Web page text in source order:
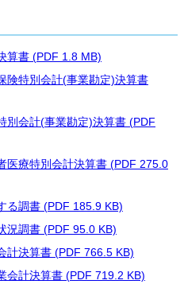
算書 (PDF 1.8 MB)
険特別会計(事業勘定)決算書
別会計(事業勘定)決算書 (PDF
医療特別会計決算書 (PDF 275.0
る調書 (PDF 185.9 KB)
況調書 (PDF 95.0 KB)
計決算書 (PDF 766.5 KB)
会計決算書 (PDF 719.2 KB)